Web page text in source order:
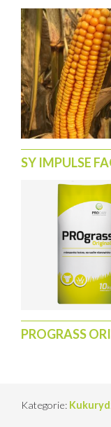
SY IMPULSE
PROGRASS
Kategorie: